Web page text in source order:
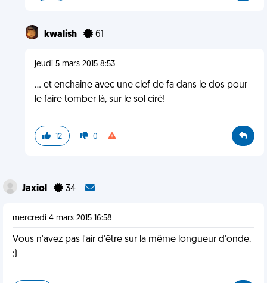
kwalish 61
jeudi 5 mars 2015 8:53
... et enchaine avec une clef de fa dans le dos pour
le faire tomber là, sur le sol ciré!
12 0
Jaxiol 34
mercredi 4 mars 2015 16:58
Vous n'avez pas l'air d'être sur la même longueur d'onde.
;)